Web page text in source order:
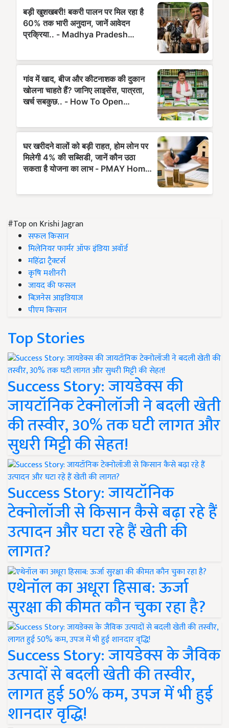
#Top on Krishi Jagran
सफल किसान
मिलेनियर फार्मर ऑफ इंडिया अवॉर्ड
महिंद्रा ट्रैक्टर्स
कृषि मशीनरी
जायद की फसल
बिज़नेस आइडियाज
पीएम किसान
Top Stories
Success Story: जायडेक्स की
जायटॉनिक टेक्नोलॉजी ने बदली खेती
की तस्वीर, 30% तक घटी लागत और
सुधरी मिट्टी की सेहत!
Success Story: जायटॉनिक
टेक्नोलॉजी से किसान कैसे बढ़ा रहे हैं
उत्पादन और घटा रहे हैं खेती की
लागत?
एथेनॉल का अधूरा हिसाब: ऊर्जा
सुरक्षा की कीमत कौन चुका रहा है?
Success Story: जायडेक्स के जैविक
उत्पादों से बदली खेती की तस्वीर,
लागत हुई 50% कम, उपज में भी हुई
शानदार वृद्धि!